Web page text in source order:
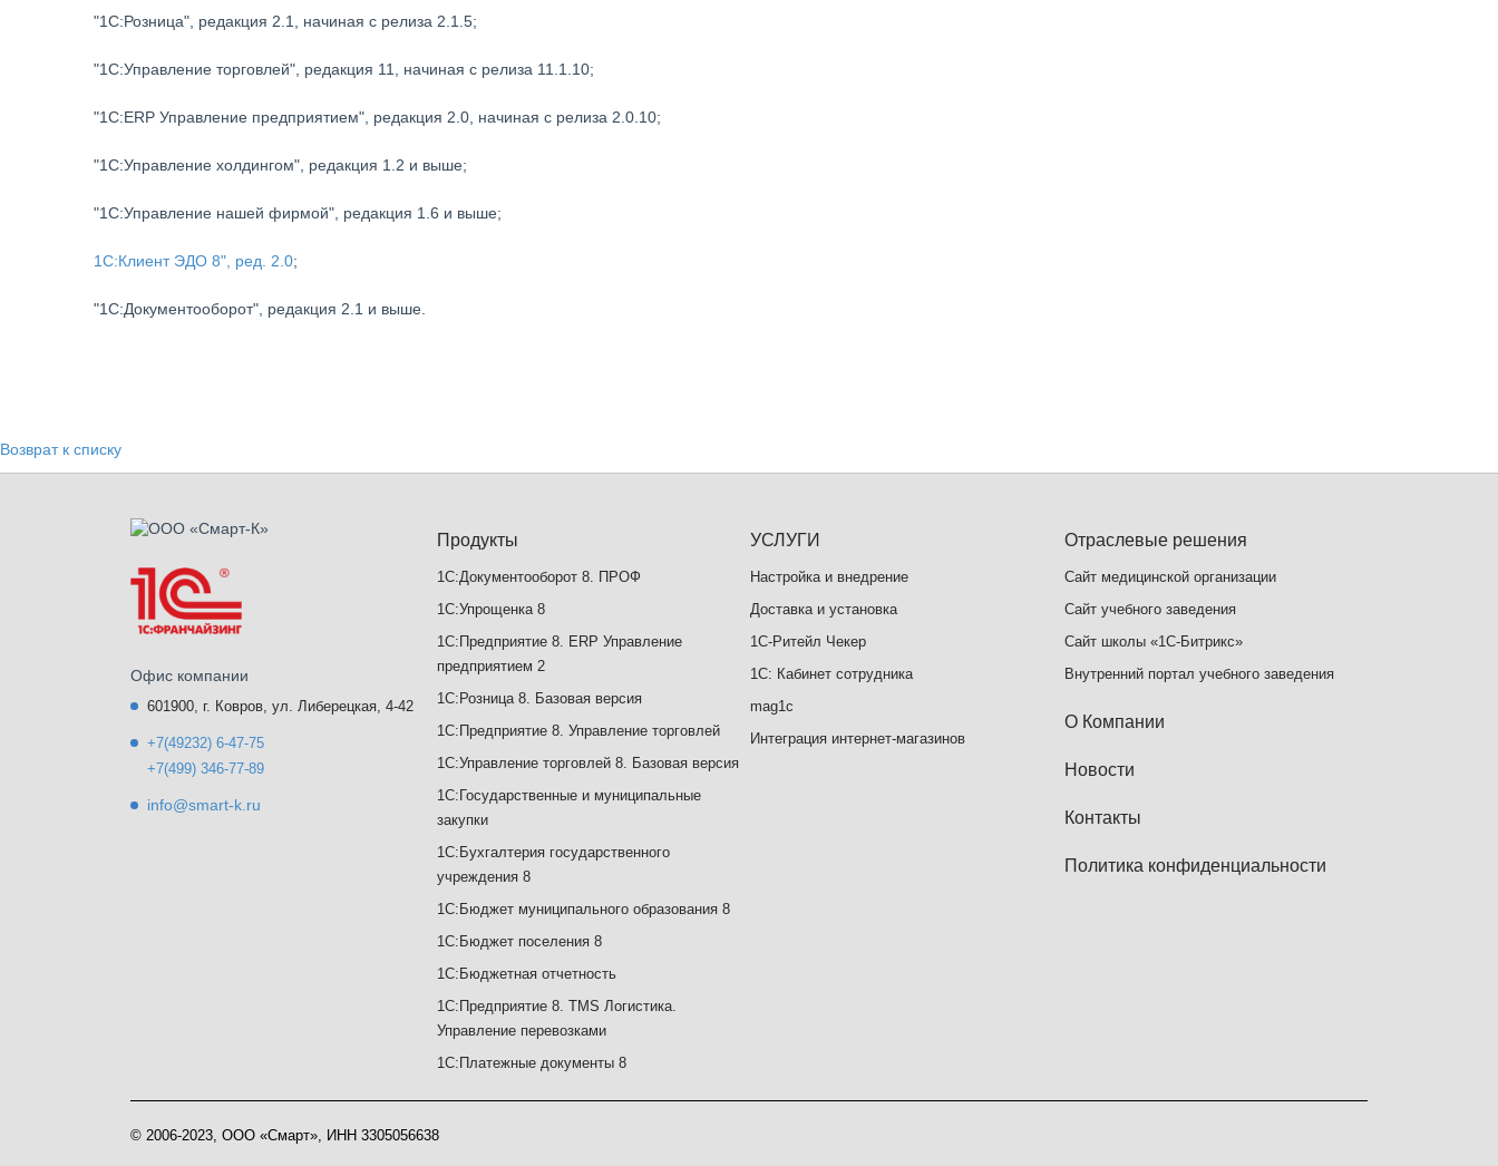
"1С:Розница", редакция 2.1, начиная с релиза 2.1.5;
"1С:Управление торговлей", редакция 11, начиная с релиза 11.1.10;
"1С:ERP Управление предприятием", редакция 2.0, начиная с релиза 2.0.10;
"1С:Управление холдингом", редакция 1.2 и выше;
"1С:Управление нашей фирмой", редакция 1.6 и выше;
1С:Клиент ЭДО 8", ред. 2.0;
"1С:Документооборот", редакция 2.1 и выше.
Возврат к списку
Продукты
1С:Документооборот 8. ПРОФ
1С:Упрощенка 8
1С:Предприятие 8. ERP Управление
предприятием 2
1С:Розница 8. Базовая версия
1С:Предприятие 8. Управление торговлей
1С:Управление торговлей 8. Базовая версия
1С:Государственные и муниципальные
закупки
1С:Бухгалтерия государственного
учреждения 8
1С:Бюджет муниципального образования 8
1С:Бюджет поселения 8
1С:Бюджетная отчетность
1С:Предприятие 8. TMS Логистика.
Управление перевозками
1С:Платежные документы 8
УСЛУГИ
Настройка и внедрение
Доставка и установка
1C-Ритейл Чекер
1С: Кабинет сотрудника
mag1c
Интеграция интернет-магазинов
Отраслевые решения
Сайт медицинской организации
Сайт учебного заведения
Сайт школы «1С-Битрикс»
Внутренний портал учебного заведения
О Компании
Новости
Контакты
Политика конфиденциальности
Офис компании
601900, г. Ковров, ул. Либерецкая, 4-42
+7(49232) 6-47-75
+7(499) 346-77-89
info@smart-k.ru
© 2006-2023, ООО «Смарт», ИНН 3305056638